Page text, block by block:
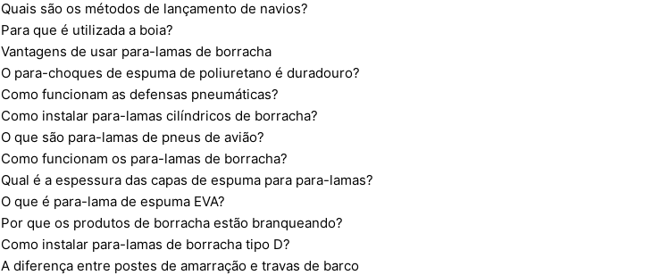
Quais são os métodos de lançamento de navios?
Para que é utilizada a boia?
Vantagens de usar para-lamas de borracha
O para-choques de espuma de poliuretano é duradouro?
Como funcionam as defensas pneumáticas?
Como instalar para-lamas cilíndricos de borracha?
O que são para-lamas de pneus de avião?
Como funcionam os para-lamas de borracha?
Qual é a espessura das capas de espuma para para-lamas?
O que é para-lama de espuma EVA?
Por que os produtos de borracha estão branqueando?
Como instalar para-lamas de borracha tipo D?
A diferença entre postes de amarração e travas de barco